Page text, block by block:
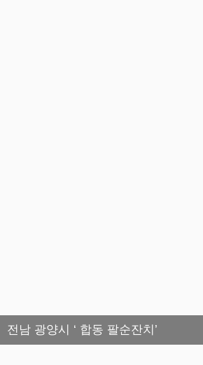
전남 광양시 ‘ 합동 팔순잔치’